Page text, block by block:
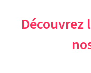
Découvrez